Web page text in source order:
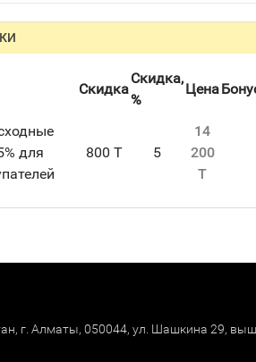
Скидка
Скидка,
%
Цена
для
800 T 5
14
200
T
г. Алматы, 050044, ул. Шашкина 29,